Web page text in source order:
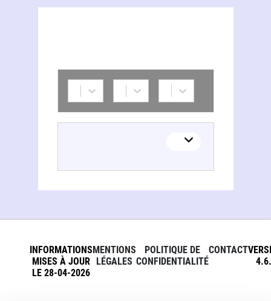
INFORMATIONS
MISES À JOUR
LE 28-04-2026
MENTIONS
LÉGALES
POLITIQUE DE
CONFIDENTIALITÉ
CONTACT